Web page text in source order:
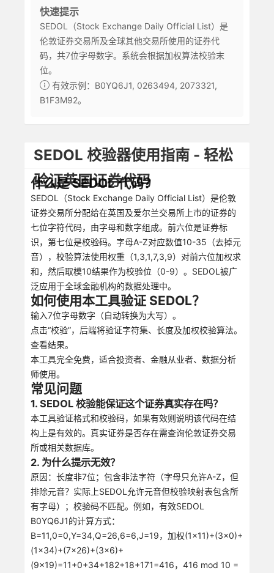
快速提示
SEDOL（Stock Exchange Daily Official List）是
伦敦证券交易所及全球其他交易所使用的证券代
码，共7位字母数字。系统会根据加权算法校验末
位。
有效示例：B0YQ6J1, 0263494, 2073321,
B1F3M92。
SEDOL 校验器使用指南 - 轻松
验证英国证券代码
什么是 SEDOL 代码？
SEDOL（Stock Exchange Daily Official List）是伦敦
证券交易所分配给在英国及爱尔兰交易所上市的证券的
七位字符代码，由字母和数字组成。前六位是证券标
识，第七位是校验码。字母A-Z对应数值10-35（去掉元
音），校验算法使用权重（1,3,1,7,3,9）对前六位加权求
和，然后取模10结果作为校验位（0-9）。SEDOL被广
泛应用于全球金融机构的数据处理中。
如何使用本工具验证 SEDOL？
输入7位字母数字（自动转换为大写）。
点击“校验”，后端将验证字符集、长度及加权校验算法。
查看结果。
本工具完全免费，适合投资者、金融从业者、数据分析
师使用。
常见问题
1. SEDOL 校验能保证这个证券真实存在吗？
本工具验证格式和校验码，如果有效则说明该代码在结
构上是有效的。真实证券是否存在需查询伦敦证券交易
所或相关数据库。
2. 为什么提示无效？
原因：长度非7位；包含非法字符（字母只允许A-Z，但
排除元音？实际上SEDOL允许元音但校验映射表包含所
有字母）；校验码不匹配。例如，有效SEDOL
B0YQ6J1的计算方式：
B=11,0=0,Y=34,Q=26,6=6,J=19，加权(1×11)+(3×0)+
(1×34)+(7×26)+(3×6)+
(9×19)=11+0+34+182+18+171=416，416 mod 10 =